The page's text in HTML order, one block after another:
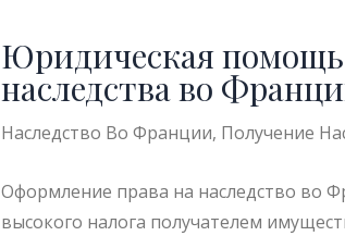
Юридическая
наследства во
Наследство Во Франции, Получение
Оформление права на наследство во
высокого налога получателем